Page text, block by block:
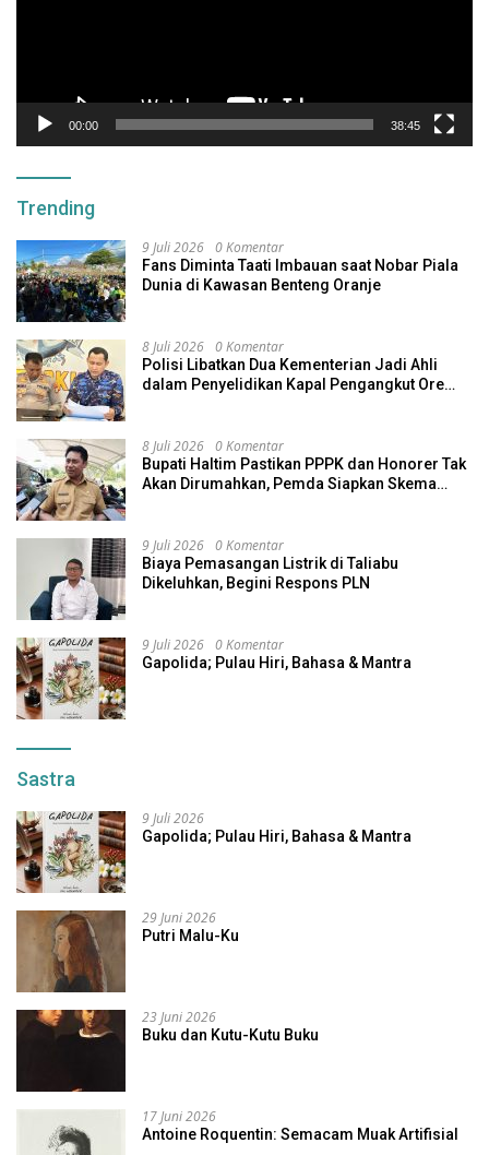
00:00 38:45
Trending
9 Juli 2026 0 Komentar
Fans Diminta Taati Imbauan saat Nobar Piala
Dunia di Kawasan Benteng Oranje
8 Juli 2026 0 Komentar
Polisi Libatkan Dua Kementerian Jadi Ahli
dalam Penyelidikan Kapal Pengangkut Ore
8 Juli 2026 0 Komentar
Bupati Haltim Pastikan PPPK dan Honorer Tak
Akan Dirumahkan, Pemda Siapkan Skema
9 Juli 2026 0 Komentar
Biaya Pemasangan Listrik di Taliabu
Dikeluhkan, Begini Respons PLN
9 Juli 2026 0 Komentar
Gapolida; Pulau Hiri, Bahasa & Mantra
Sastra
9 Juli 2026
Gapolida; Pulau Hiri, Bahasa & Mantra
29 Juni 2026
Putri Malu-Ku
23 Juni 2026
Buku dan Kutu-Kutu Buku
17 Juni 2026
Antoine Roquentin: Semacam Muak Artifisial